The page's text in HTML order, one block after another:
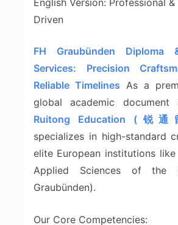
English Version: Professional
Driven
FH Graubünden Diploma
Services: Precision
Reliable Timelines As a
global academic document
Ruitong Education (锐
specializes in high-standard
elite European institutions
Applied Sciences of the
Graubünden).
Our Core Competencies: